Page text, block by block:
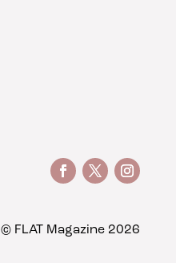
© FLAT Magazine 2026